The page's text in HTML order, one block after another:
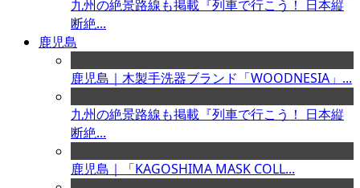
九州の絶景路線も掲載『列車で行こう！ 日本縦
断絶...
鹿児島
鹿児島｜木製手洗器ブランド「WOODNESIA」...
九州の絶景路線も掲載『列車で行こう！ 日本縦
断絶...
鹿児島｜「KAGOSHIMA MASK COLL...